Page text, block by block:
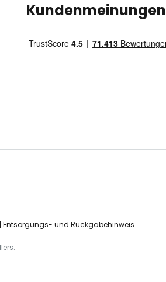
Kundenmeinungen
Entsorgungs- und Rückgabehinweis